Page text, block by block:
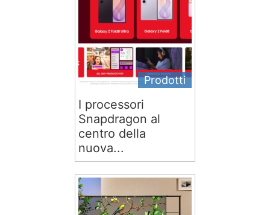
Prodotti
I processori
Snapdragon al
centro della
nuova...